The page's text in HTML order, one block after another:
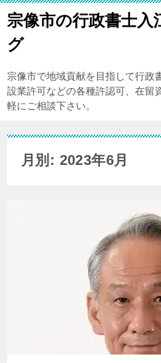
宗像市の行政書士入
グ
宗像市で地域貢献を目指して行政
設業許可などの各種許認可、在留
軽にご相談下さい。
月別: 2023年6月